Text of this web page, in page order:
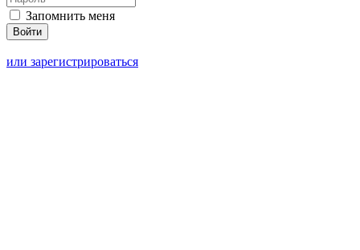
Запомнить меня
или зарегистрироваться